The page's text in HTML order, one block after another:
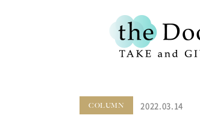
COLUMN 2022.03.14